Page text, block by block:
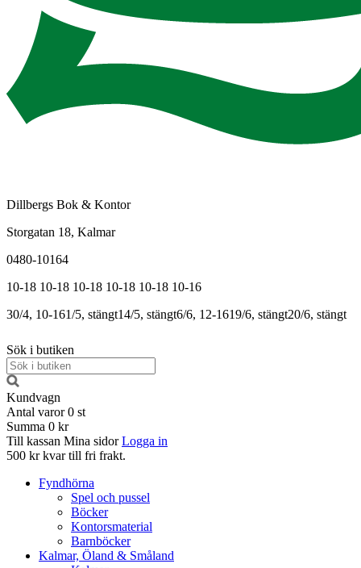
Dillbergs Bok & Kontor
Storgatan 18, Kalmar
0480-10164
10-18 10-18 10-18 10-18 10-18 10-16
30/4, 10-161/5, stängt14/5, stängt6/6, 12-1619/6, stängt20/6, stängt
Sök i butiken
Kundvagn
Antal varor 0 st
Summa 0 kr
Till kassan Mina sidor Logga in
500 kr kvar till fri frakt.
Fyndhörna
Spel och pussel
Böcker
Kontorsmaterial
Barnböcker
Kalmar, Öland & Småland